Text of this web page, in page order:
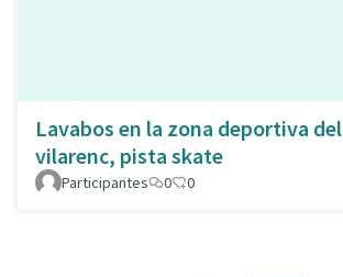
Lavabos en la zona deportiva del
vilarenc, pista skate
Participantes 0 0